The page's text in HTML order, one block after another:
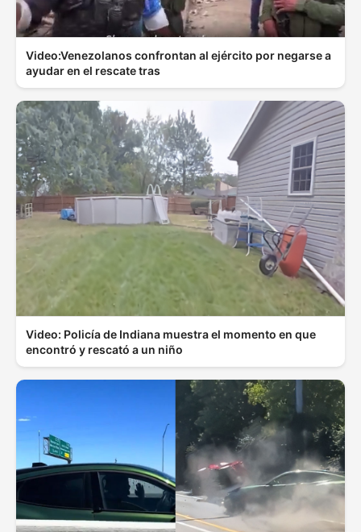
Video:Venezolanos confrontan al ejército por negarse a
ayudar en el rescate tras
Video: Policía de Indiana muestra el momento en que
encontró y rescató a un niño